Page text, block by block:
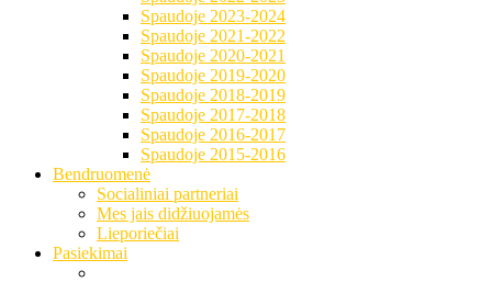
Spaudoje 2023-2024
Spaudoje 2021-2022
Spaudoje 2020-2021
Spaudoje 2019-2020
Spaudoje 2018-2019
Spaudoje 2017-2018
Spaudoje 2016-2017
Spaudoje 2015-2016
Bendruomenė
Socialiniai partneriai
Mes jais didžiuojamės
Lieporiečiai
Pasiekimai